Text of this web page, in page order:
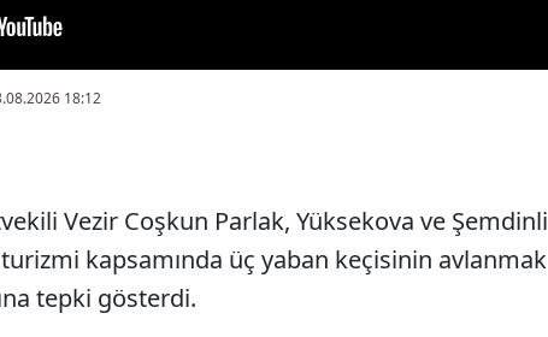
18:12
Vezir Coşkun Parlak, Yüksekova ve Şemdinli
kapsamında üç yaban keçisinin avlanmak
tepki gösterdi.